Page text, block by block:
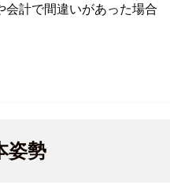
計で間違いがあった場合
姿勢